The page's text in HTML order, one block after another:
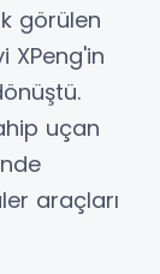
görülen
uçan
araçları